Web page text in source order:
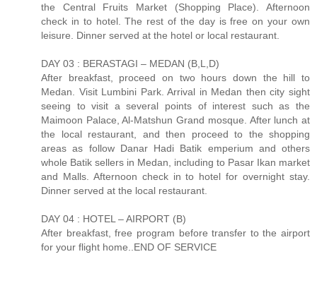
the Central Fruits Market (Shopping Place). Afternoon
check in to hotel. The rest of the day is free on your own
leisure. Dinner served at the hotel or local restaurant.
DAY 03 : BERASTAGI – MEDAN (B,L,D)
After breakfast, proceed on two hours down the hill to
Medan. Visit Lumbini Park. Arrival in Medan then city sight
seeing to visit a several points of interest such as the
Maimoon Palace, Al-Matshun Grand mosque. After lunch at
the local restaurant, and then proceed to the shopping
areas as follow Danar Hadi Batik emperium and others
whole Batik sellers in Medan, including to Pasar Ikan market
and Malls. Afternoon check in to hotel for overnight stay.
Dinner served at the local restaurant.
DAY 04 : HOTEL – AIRPORT (B)
After breakfast, free program before transfer to the airport
for your flight home..END OF SERVICE